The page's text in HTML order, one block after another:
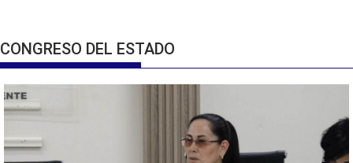
CONGRESO DEL ESTADO